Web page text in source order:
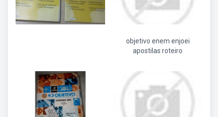
objetivo enem enjoei
apostilas roteiro